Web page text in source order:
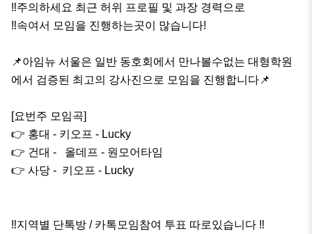
‼️주의하세요 최근 허위 프로필 및 과장 경력으로
‼️속여서 모임을 진행하는곳이 많습니다!
📌아임뉴 서울은 일반 동호회에서 만나볼수없는 대형학원
에서 검증된 최고의 강사진으로 모임을 진행합니다📌
[요번주 모임곡]
👉 홍대 - 키오프 - Lucky
👉 건대 -   올데프 - 원모어타임
👉 사당 -  키오프 - Lucky
‼️지역별 단톡방 / 카톡모임참여 투표 따로있습니다 ‼️